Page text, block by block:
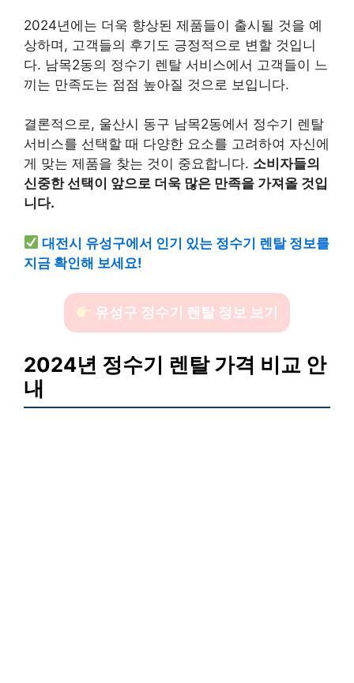
2024년에는 더욱 향상된 제품들이 출시될 것을 예
상하며, 고객들의 후기도 긍정적으로 변할 것입니
다. 남목2동의 정수기 렌탈 서비스에서 고객들이 느
끼는 만족도는 점점 높아질 것으로 보입니다.
결론적으로, 울산시 동구 남목2동에서 정수기 렌탈
서비스를 선택할 때 다양한 요소를 고려하여 자신에
게 맞는 제품을 찾는 것이 중요합니다. 소비자들의
신중한 선택이 앞으로 더욱 많은 만족을 가져올 것입
니다.
대전시 유성구에서 인기 있는 정수기 렌탈 정보를
지금 확인해 보세요!
유성구 정수기 렌탈 정보 보기
2024년 정수기 렌탈 가격 비교 안
내